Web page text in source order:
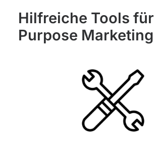
Hilfreiche Tools für
Purpose Marketing